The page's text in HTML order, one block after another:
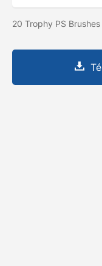
20 Trophy PS